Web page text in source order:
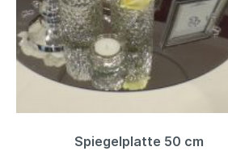
Spiegelplatte 50 cm